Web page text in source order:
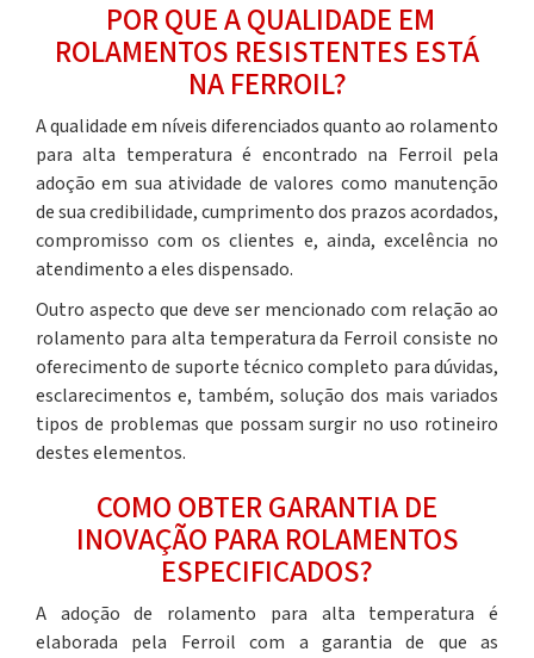
POR QUE A QUALIDADE EM
ROLAMENTOS RESISTENTES ESTÁ
NA FERROIL?
A qualidade em níveis diferenciados quanto ao rolamento
para alta temperaturaé encontrado na Ferroil pela
adoção em sua atividade de valores como manutenção
de sua credibilidade, cumprimento dos prazos acordados,
compromisso com os clientes e, ainda, excelência no
atendimento a eles dispensado.
Outro aspecto que deve ser mencionado com relação ao
rolamento para alta temperaturada Ferroil consiste no
oferecimento de suporte técnico completo para dúvidas,
esclarecimentos e, também, solução dos mais variados
tipos de problemas que possam surgir no uso rotineiro
destes elementos.
COMO OBTER GARANTIA DE
INOVAÇÃO PARA ROLAMENTOS
ESPECIFICADOS?
A adoção de rolamento para alta temperaturaé
elaborada pela Ferroil com a garantia de que as